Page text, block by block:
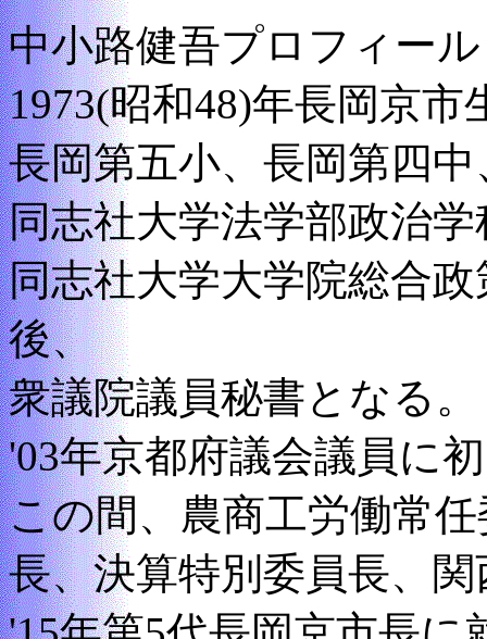
中小路健吾プロフィール
1973(昭和48)年長岡京
長岡第五小、長岡第四
同志社大学法学部政治
同志社大学大学院総合
後、
衆議院議員秘書となる。
'03年京都府議会議員に
この間、農商工労働常
長、決算特別委員長、